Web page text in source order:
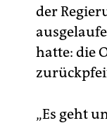
der
hatte: die
„Es geht